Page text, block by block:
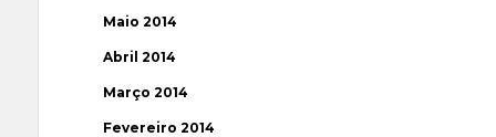
Maio 2014
Abril 2014
Março 2014
Fevereiro 2014